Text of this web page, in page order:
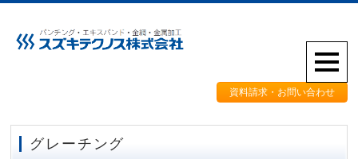
資料請求・お問い合わせ
グレーチング